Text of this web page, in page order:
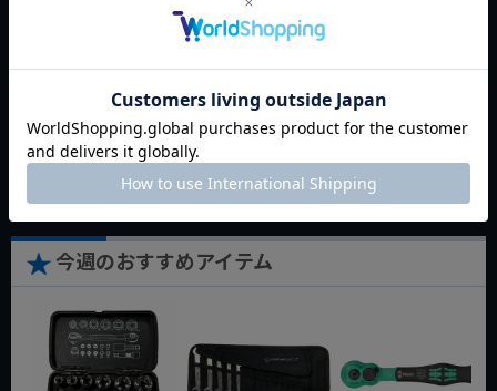
商品についてのお問い合わせ
今週のおすすめアイテム